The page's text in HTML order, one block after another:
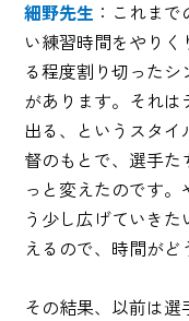
細野先生 ：これま
い練習時間をやり
る程度割り切った
があります。それは
出る、というスタ
督のもとで、選手た
っと変えたのです
う少し広げていき
えるので、時間がど
その結果、以前は